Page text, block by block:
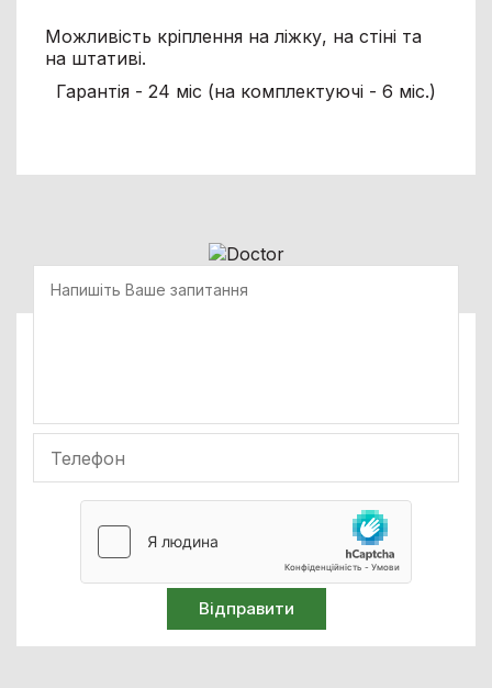
Можливість кріплення на ліжку, на стіні та
на штативі.
Гарантія - 24 міс (на комплектуючі - 6 міс.)